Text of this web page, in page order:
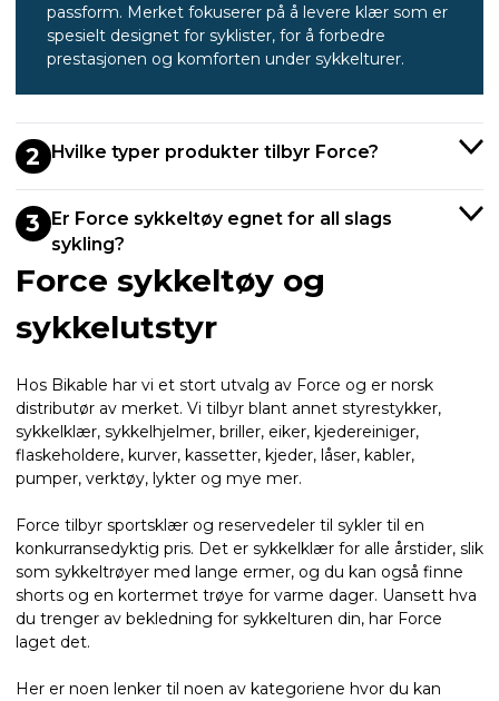
passform. Merket fokuserer på å levere klær som er
spesielt designet for syklister, for å forbedre
prestasjonen og komforten under sykkelturer.
2 Hvilke typer produkter tilbyr Force?
3 Er Force sykkeltøy egnet for all slags
sykling?
Force sykkeltøy og
sykkelutstyr
Hos Bikable har vi et stort utvalg av Force og er norsk
distributør av merket. Vi tilbyr blant annet styrestykker,
sykkelklær, sykkelhjelmer, briller, eiker, kjedereiniger,
flaskeholdere, kurver, kassetter, kjeder, låser, kabler,
pumper, verktøy, lykter og mye mer.
Force tilbyr sportsklær og reservedeler til sykler til en
konkurransedyktig pris. Det er sykkelklær for alle årstider, slik
som sykkeltrøyer med lange ermer, og du kan også finne
shorts og en kortermet trøye for varme dager. Uansett hva
du trenger av bekledning for sykkelturen din, har Force
laget det.
Her er noen lenker til noen av kategoriene hvor du kan